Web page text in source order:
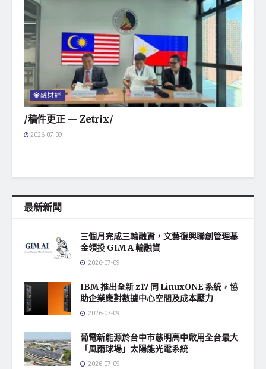
金融財經
/稿件更正 — Zetrix/
2026-07-09
最新新聞
三個月完成三輪融資，文藝復興聯創管理基
金領投 GIM A 輪融資
2026-07-09
IBM 推出全新 z17 同 LinuxONE 系統，協
助企業應對數據中心空間及成本壓力
2026-07-09
葡電新能源於台中市慈明高中啟用全台最大
「風雨球場」太陽能光電系統
2026-07-09